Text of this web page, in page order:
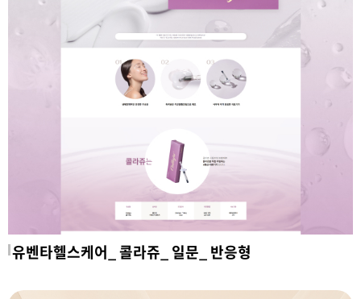
유벤타헬스케어_ 콜라쥬_ 일문_ 반응형